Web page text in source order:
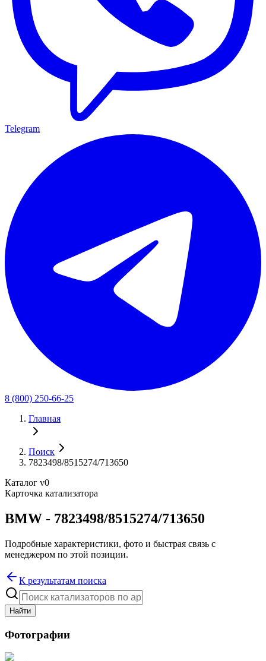
Telegram
8 (800) 250-66-25
Главная
Поиск
7823498/8515274/713650
Каталог v0
Карточка катализатора
BMW - 7823498/8515274/713650
Подробные характеристики, фото и быстрая связь с
менеджером по этой позиции.
К результатам поиска
Найти
Фотографии